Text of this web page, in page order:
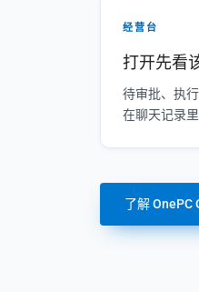
经营台
打开先看
待审批、执
在聊天记录里
了解 OnePC